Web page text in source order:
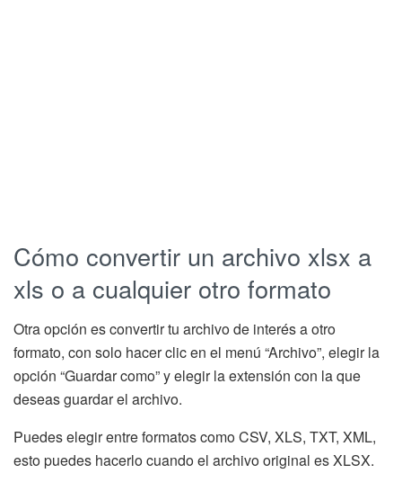
Cómo convertir un archivo xlsx a
xls o a cualquier otro formato
Otra opción es convertir tu archivo de interés a otro
formato, con solo hacer clic en el menú “Archivo”, elegir la
opción “Guardar como” y elegir la extensión con la que
deseas guardar el archivo.
Puedes elegir entre formatos como CSV, XLS, TXT, XML,
esto puedes hacerlo cuando el archivo original es XLSX.